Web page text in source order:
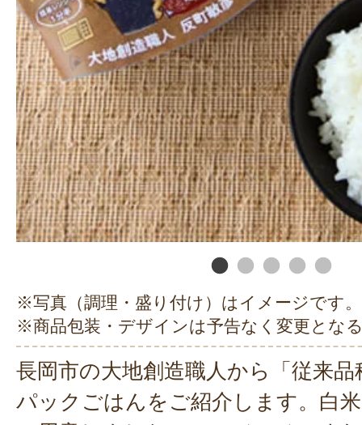
※写真（調理・盛り付け）はイメージです。
※商品包装・デザインは予告なく変更とな
長岡市の大地創造職人から「従来
パックごはんをご紹介します。白